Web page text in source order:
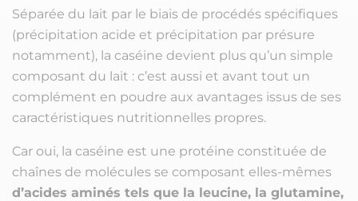
Séparée du lait par le biais de procédés spécifiques
(précipitation acide et précipitation par présure
notamment), la caséine devient plus qu’un simple
composant du lait : c’est aussi et avant tout un
complément en poudre aux avantages issus de ses
caractéristiques nutritionnelles propres.
Car oui, la caséine est une protéine constituée de
chaînes de molécules se composant elles-mêmes
d’acides aminés tels que la leucine, la glutamine,